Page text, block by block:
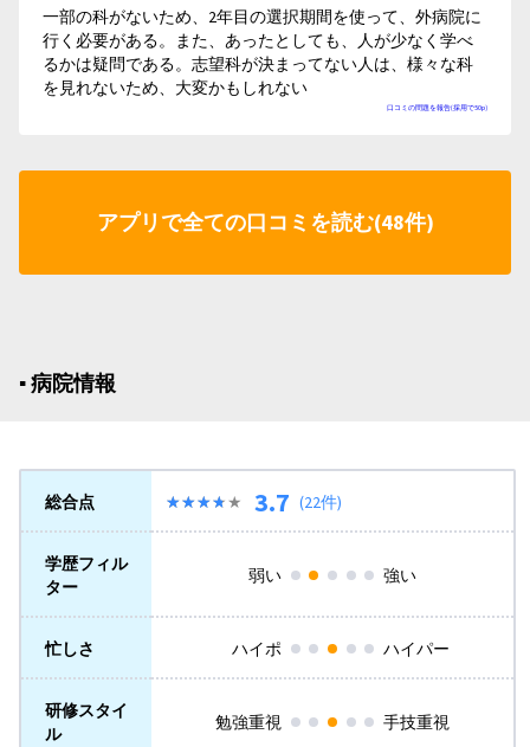
口コミの問題を報告(採用で50p)
一部の科がないため、2年目の選択期間を使って、外病院に
行く必要がある。また、あったとしても、人が少なく学べ
るかは疑問である。志望科が決まってない人は、様々な科
を見れないため、大変かもしれない
アプリで全ての口コミを読む(48件)
▪︎ 病院情報
総合点 ★★★★★
★★★★★ 3.7 (22件)
学歴フィル
ター
弱い 強い
忙しさ ハイポ ハイパー
研修スタイ
ル
勉強重視 手技重視